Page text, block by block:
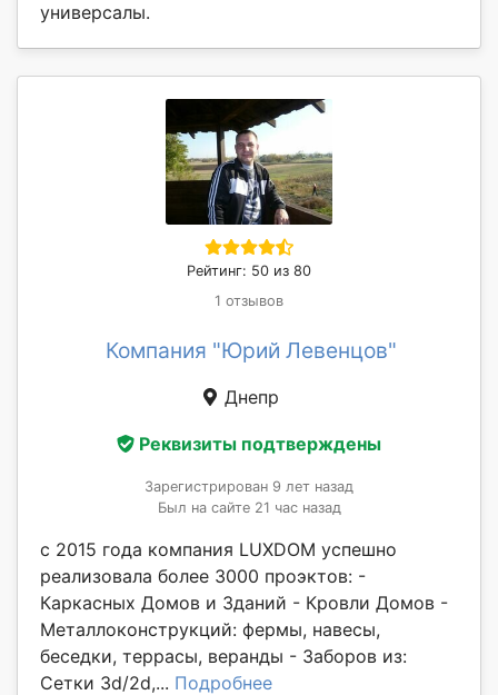
универсалы.
Рейтинг: 50 из 80
1 отзывов
Компания "Юрий Левенцов"
Днепр
Реквизиты подтверждены
Зарегистрирован 9 лет назад
Был на сайте 21 час назад
с 2015 года компания LUXDOM успешно
реализовала более 3000 проэктов: -
Каркасных Домов и Зданий - Кровли Домов -
Металлоконструкций: фермы, навесы,
беседки, террасы, веранды - Заборов из:
Сетки 3d/2d,... Подробнее